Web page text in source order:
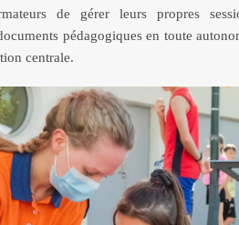
de gérer leurs propres
pédagogiques en toute
centrale.